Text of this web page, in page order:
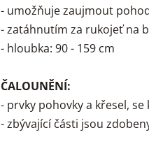
- umožňuje zaujmout
- zatáhnutím za rukojeť na
- hloubka: 90 - 159 cm
ČALOUNĚNÍ:
- prvky pohovky a křesel,
- zbývající části jsou